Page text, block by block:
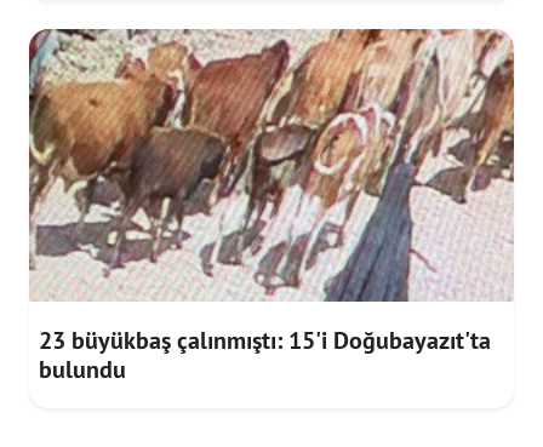
23 büyükbaş çalınmıştı: 15'i Doğubayazıt'ta
bulundu